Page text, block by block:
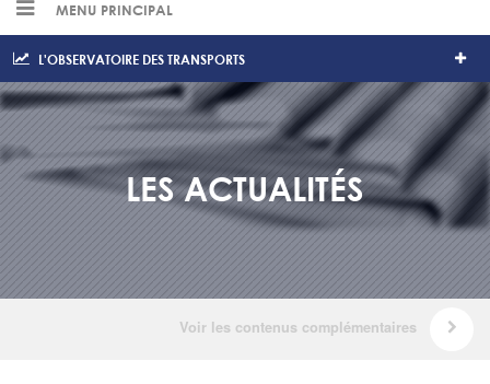
MENU PRINCIPAL
L'OBSERVATOIRE DES TRANSPORTS
LES ACTUALITÉS